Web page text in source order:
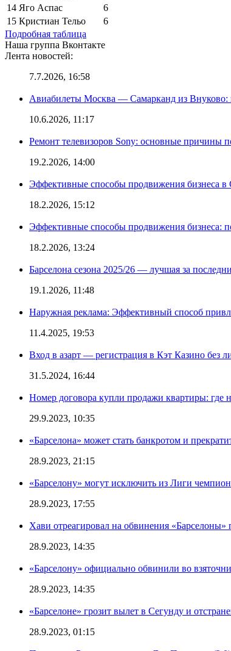
14 Яго Аспас
6
15 Кристиан Тельо
6
Подробная таблица
Наша группа Вконтакте
Лента новостей:
7.7.2026, 16:58
Авиабилеты Москва — Самарканд из Внуково:
10.6.2026, 11:17
Ремонт телевизоров Sony: основные причины
19.2.2026, 14:00
Эффективные способы продвижения бизнеса в
18.2.2026, 15:12
Эффективные способы продвижения бизнеса:
18.2.2026, 13:24
Барселона сезона 2025/26 — лучшая за
19.1.2026, 11:48
Наружная реклама: Эффективный способ
11.4.2025, 19:53
Вход в азарт — регистрация в Кэт Казино без
31.5.2024, 16:44
Номер договора купли продажи квартиры: где
29.9.2023, 10:35
«Барселона» может стать банкротом и
28.9.2023, 21:15
«Барселону» могут исключить из Лиги
28.9.2023, 17:55
Хави отреагировал на обвинения
28.9.2023, 14:35
«Барселону» официально обвинили во
28.9.2023, 14:35
«Барселоне» грозит вылет в Сегунду и
28.9.2023, 01:15